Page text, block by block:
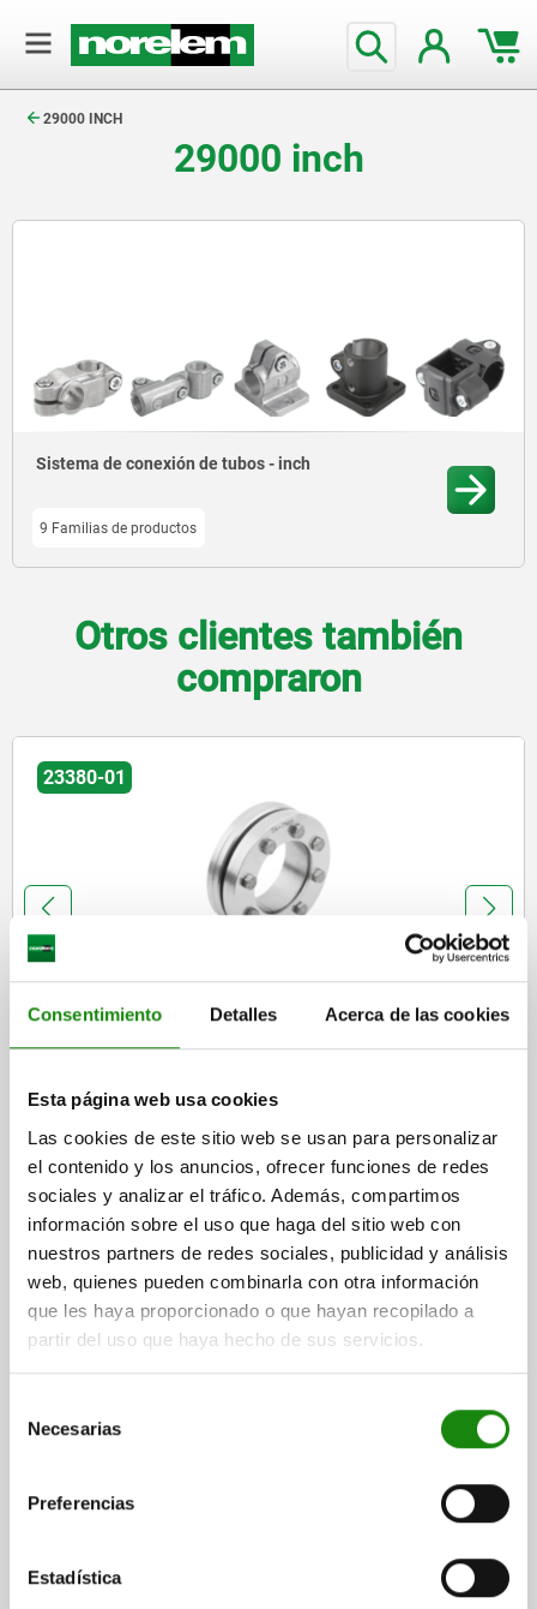
Consentimiento Detalles Acerca de las cookies
Esta página web usa cookies
Las cookies de este sitio web se usan para personalizar
el contenido y los anuncios, ofrecer funciones de redes
sociales y analizar el tráfico. Además, compartimos
información sobre el uso que haga del sitio web con
nuestros partners de redes sociales, publicidad y análisis
web, quienes pueden combinarla con otra información
que les haya proporcionado o que hayan recopilado a
partir del uso que haya hecho de sus servicios.
Necesarias
Preferencias
Estadística
29000 INCH
29000 inch
Sistema de conexión de tubos - inch
9 Familias de productos
Otros clientes también
compraron
23380-01
Discos de compresión de acero inoxidable, forma A
desde$2,235.83
más IVA.
más gastos de envío
DETALLES